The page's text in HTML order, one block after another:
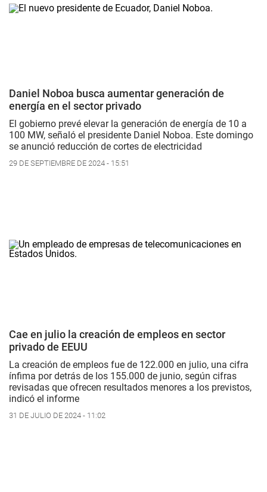
Daniel Noboa busca aumentar generación de
energía en el sector privado
El gobierno prevé elevar la generación de energía de 10 a
100 MW, señaló el presidente Daniel Noboa. Este domingo
se anunció reducción de cortes de electricidad
29 DE SEPTIEMBRE DE 2024 - 15:51
Cae en julio la creación de empleos en sector
privado de EEUU
La creación de empleos fue de 122.000 en julio, una cifra
ínfima por detrás de los 155.000 de junio, según cifras
revisadas que ofrecen resultados menores a los previstos,
indicó el informe
31 DE JULIO DE 2024 - 11:02